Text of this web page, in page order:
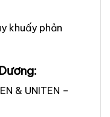
khuấy phản
& UNITEN –